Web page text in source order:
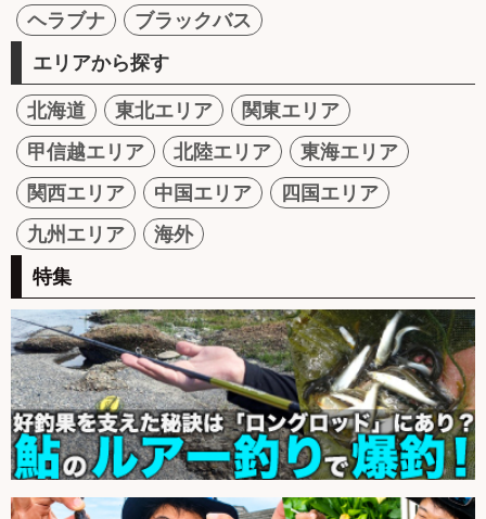
ヘラブナ
ブラックバス
エリアから探す
北海道 東北エリア
関東エリア
甲信越エリア
北陸エリア
東海エリア
関西エリア
中国エリア
四国エリア
九州エリア
海外
特集